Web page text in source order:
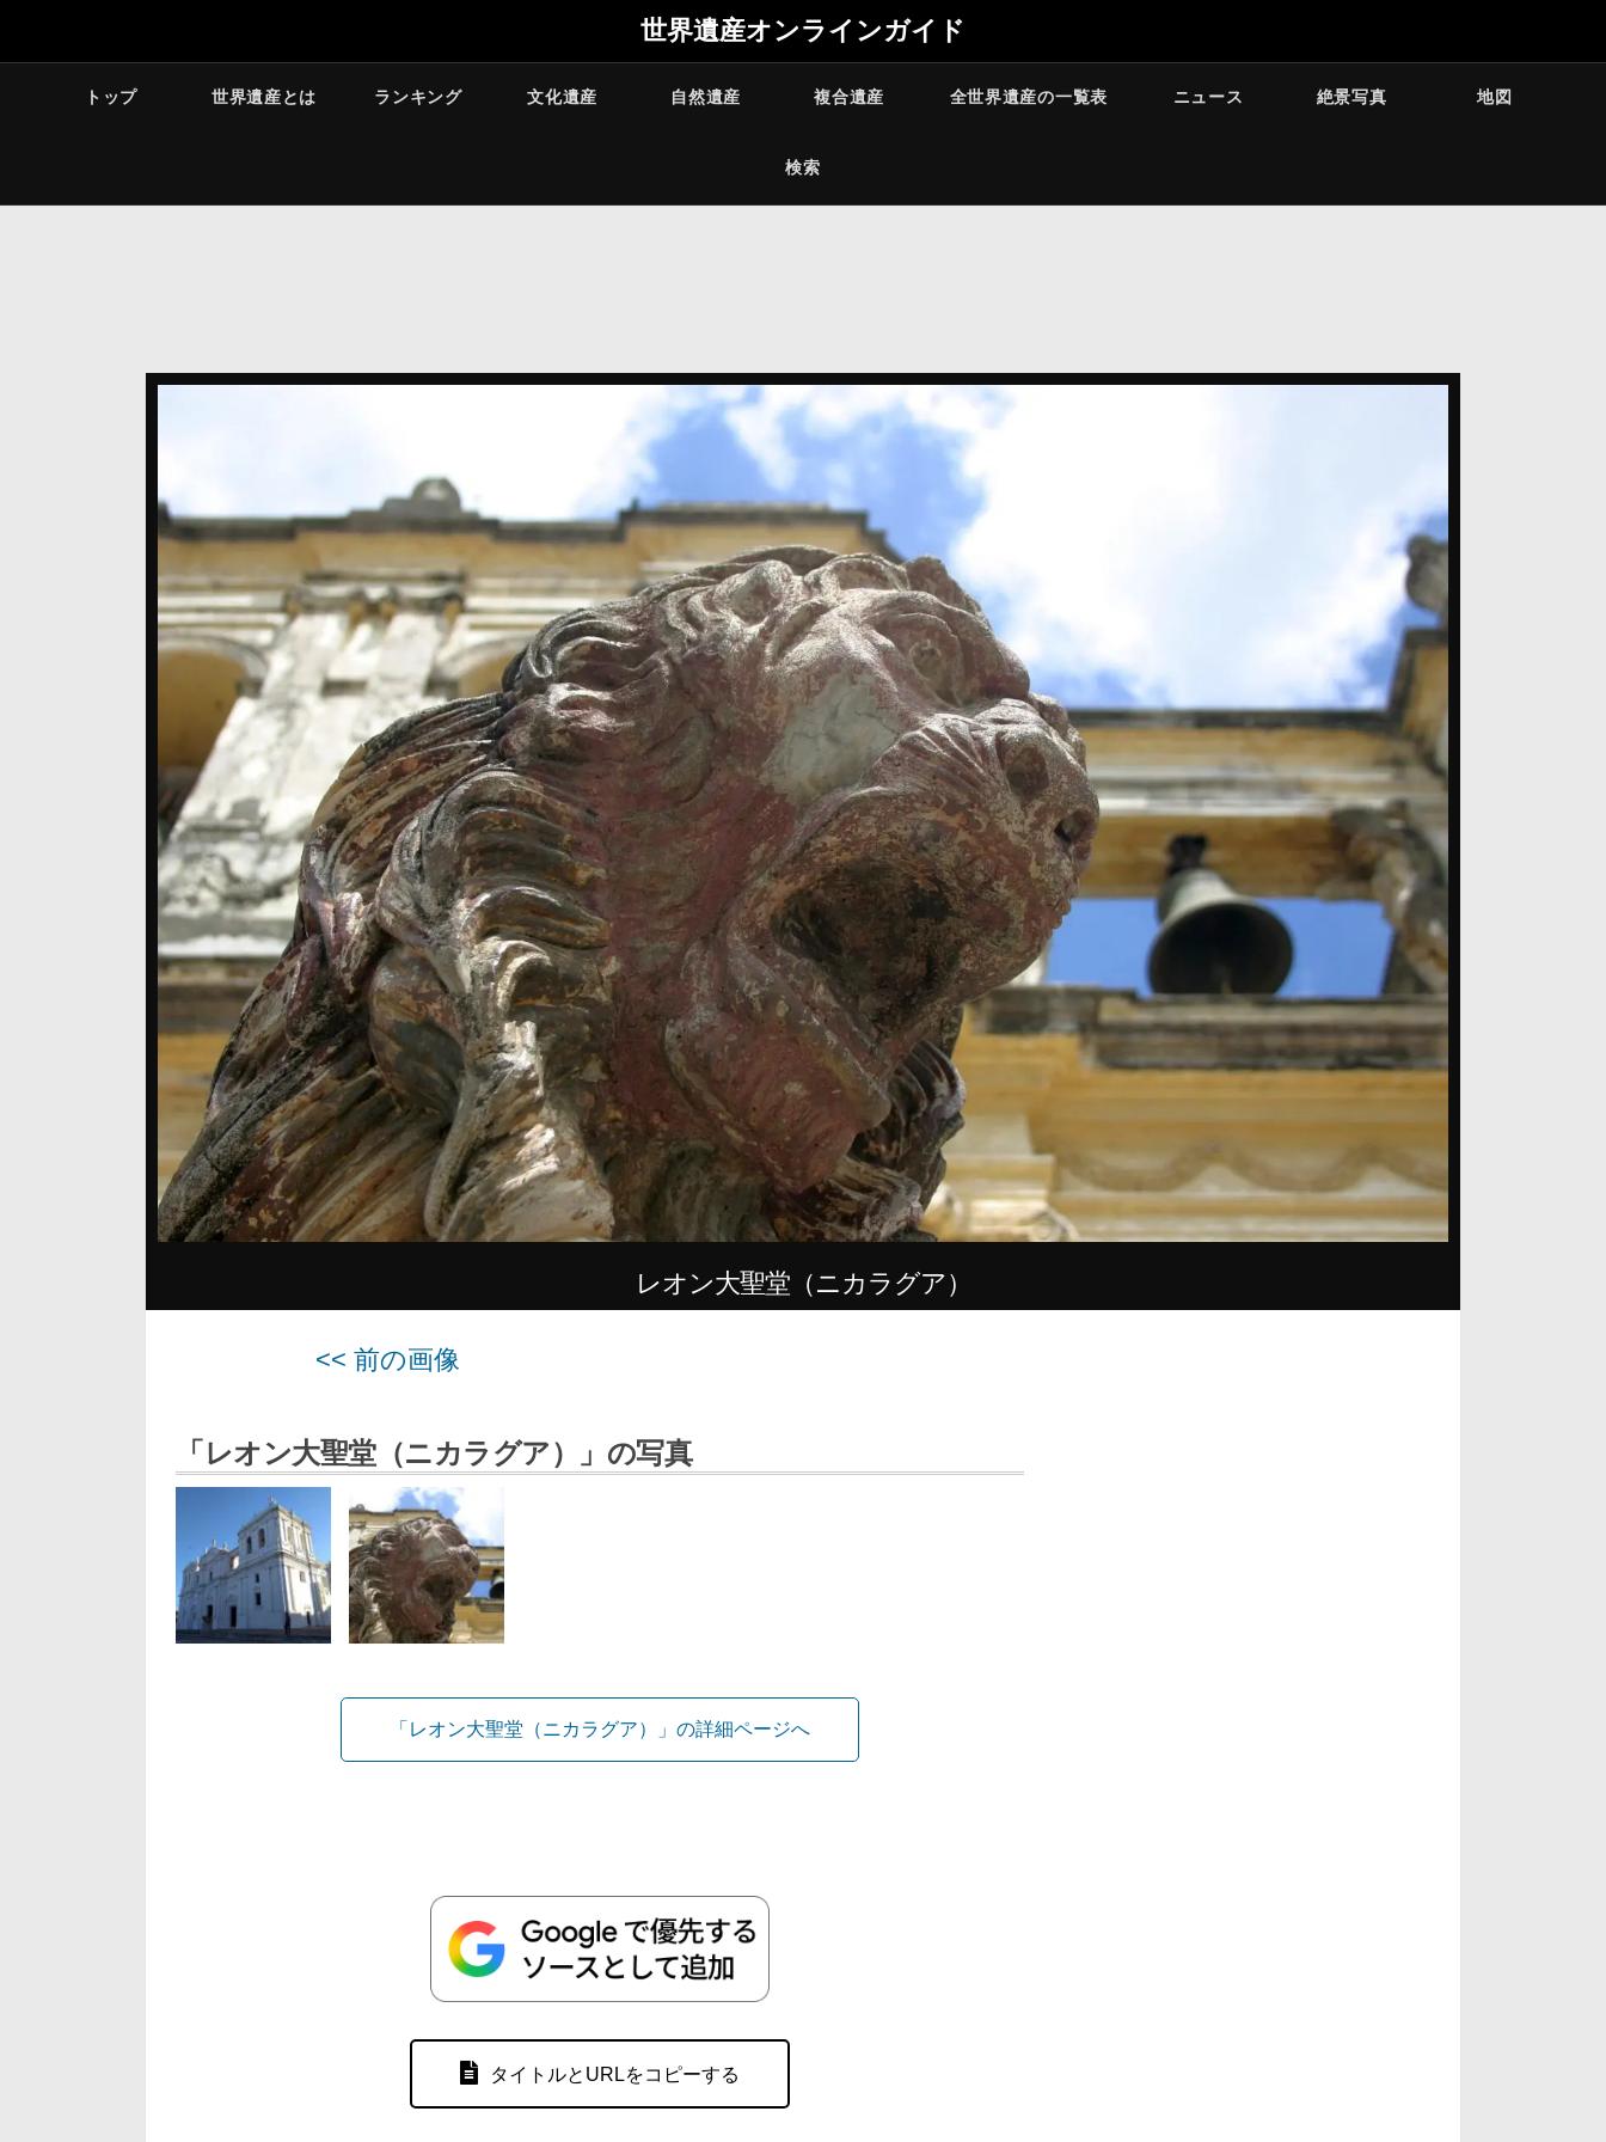
世界遺産オンラインガイド
トップ 世界遺産とは ランキング 文化遺産 自然遺産 複合遺産 全世界遺産の一覧表 ニュース 絶景写真 地図
検索
レオン大聖堂（ニカラグア）
<< 前の画像
「レオン大聖堂（ニカラグア）」の写真
「レオン大聖堂（ニカラグア）」の詳細ページへ
タイトルとURLをコピーする